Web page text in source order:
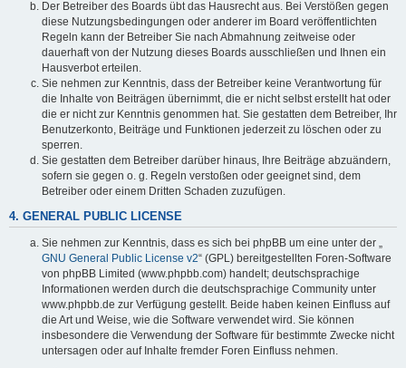
Der Betreiber des Boards übt das Hausrecht aus. Bei Verstößen gegen
diese Nutzungsbedingungen oder anderer im Board veröffentlichten
Regeln kann der Betreiber Sie nach Abmahnung zeitweise oder
dauerhaft von der Nutzung dieses Boards ausschließen und Ihnen ein
Hausverbot erteilen.
Sie nehmen zur Kenntnis, dass der Betreiber keine Verantwortung für
die Inhalte von Beiträgen übernimmt, die er nicht selbst erstellt hat oder
die er nicht zur Kenntnis genommen hat. Sie gestatten dem Betreiber, Ihr
Benutzerkonto, Beiträge und Funktionen jederzeit zu löschen oder zu
sperren.
Sie gestatten dem Betreiber darüber hinaus, Ihre Beiträge abzuändern,
sofern sie gegen o. g. Regeln verstoßen oder geeignet sind, dem
Betreiber oder einem Dritten Schaden zuzufügen.
4. GENERAL PUBLIC LICENSE
Sie nehmen zur Kenntnis, dass es sich bei phpBB um eine unter der „
GNU General Public License v2“ (GPL) bereitgestellten Foren-Software
von phpBB Limited (www.phpbb.com) handelt; deutschsprachige
Informationen werden durch die deutschsprachige Community unter
www.phpbb.de zur Verfügung gestellt. Beide haben keinen Einfluss auf
die Art und Weise, wie die Software verwendet wird. Sie können
insbesondere die Verwendung der Software für bestimmte Zwecke nicht
untersagen oder auf Inhalte fremder Foren Einfluss nehmen.